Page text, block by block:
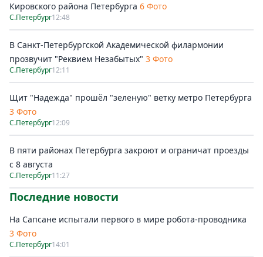
Кировского района Петербурга 6 Фото
С.Петербург12:48
В Санкт-Петербургской Академической филармонии
прозвучит "Реквием Незабытых" 3 Фото
С.Петербург12:11
Щит "Надежда" прошёл "зеленую" ветку метро Петербурга
3 Фото
С.Петербург12:09
В пяти районах Петербурга закроют и ограничат проезды
с 8 августа
С.Петербург11:27
Последние новости
На Сапсане испытали первого в мире робота-проводника
3 Фото
С.Петербург14:01